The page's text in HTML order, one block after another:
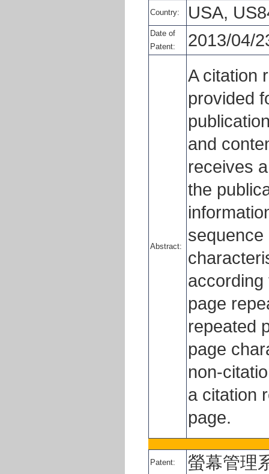
Country: USA,
Date of
Patent:
2013/04/
Abstract:
A citation
provided
and
receives
the
sequence
according
page
repeated
page
non-
a citation
page.
Patent: 螢幕管理